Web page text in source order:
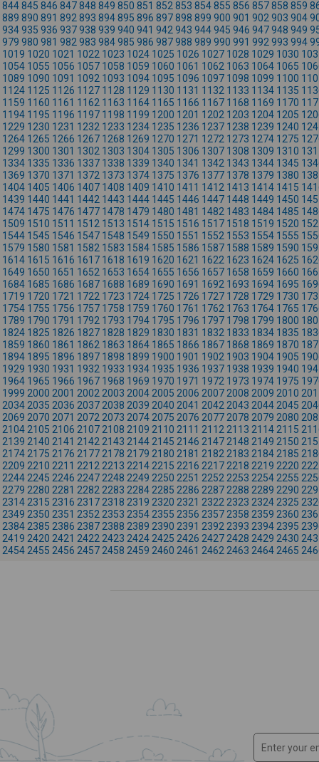
844845 846 847848 849 850 851 852 853 854855 856 857858 859
889 890 891 892 893 894895 896 897898 899 900 901 902 903 904
934935 936 937938 939 940 941 942 943 944945 946 947948 949
979 980 981 982 983 984985 986 987988 989 990 991 992 993 994
1019 1020 1021 1022 1023 1024 1025 1026 1027 1028 1029 1030
1054 1055 1056 1057 1058 1059 1060 1061 1062 1063 1064 1065
1089 1090 1091 1092 1093 1094 1095 1096 1097 1098 1099 1100
1124 1125 1126 1127 1128 1129 1130 1131 1132 1133 1134 1135
1159 1160 1161 1162 1163 1164 1165 1166 1167 1168 1169 1170
1194 1195 1196 1197 1198 1199 1200 1201 1202 1203 1204 1205
1229 1230 1231 1232 1233 1234 1235 1236 1237 1238 1239 1240
1264 1265 1266 1267 1268 1269 1270 1271 1272 1273 1274 1275
1299 1300 1301 1302 1303 1304 1305 1306 1307 1308 1309 1310
1334 1335 1336 1337 1338 1339 1340 1341 1342 1343 1344 1345
1369 1370 1371 1372 1373 1374 1375 1376 1377 1378 1379 1380
1404 1405 1406 1407 1408 1409 1410 1411 1412 1413 1414 1415
1439 1440 1441 1442 1443 1444 1445 1446 1447 1448 1449 1450
1474 1475 1476 1477 1478 1479 1480 1481 1482 1483 1484 1485
1509 1510 1511 1512 1513 1514 1515 1516 1517 1518 1519 1520
1544 1545 1546 1547 1548 1549 1550 1551 1552 1553 1554 1555
1579 1580 1581 1582 1583 1584 1585 1586 1587 1588 1589 1590
1614 1615 1616 1617 1618 1619 1620 1621 1622 1623 1624 1625
1649 1650 1651 1652 1653 1654 1655 1656 1657 1658 1659 1660
1684 1685 1686 1687 1688 1689 1690 1691 1692 1693 1694 1695
1719 1720 1721 1722 1723 1724 1725 1726 1727 1728 1729 1730
1754 1755 1756 1757 1758 1759 1760 1761 1762 1763 1764 1765
1789 1790 1791 1792 1793 1794 1795 1796 1797 1798 1799 1800
1824 1825 1826 1827 1828 1829 1830 1831 1832 1833 1834 1835
1859 1860 1861 1862 1863 1864 1865 1866 1867 1868 1869 1870
1894 1895 1896 1897 1898 1899 1900 1901 1902 1903 1904 1905
1929 1930 1931 1932 1933 1934 1935 1936 1937 1938 1939 1940
1964 1965 1966 1967 1968 1969 1970 1971 1972 1973 1974 1975
1999 2000 2001 2002 2003 2004 2005 2006 2007 2008 2009 2010
2034 2035 2036 2037 2038 2039 2040 2041 2042 2043 2044 2045
2069 2070 2071 2072 2073 2074 2075 2076 2077 2078 2079 2080
2104 2105 2106 2107 2108 2109 2110 2111 2112 2113 2114 2115
2139 2140 2141 2142 2143 2144 2145 2146 2147 2148 2149 2150
2174 2175 2176 2177 2178 2179 2180 2181 2182 2183 2184 2185
2209 2210 2211 2212 2213 2214 2215 2216 2217 2218 2219 2220
2244 2245 2246 2247 2248 2249 2250 2251 2252 2253 2254 2255
2279 2280 2281 2282 2283 2284 2285 2286 2287 2288 2289 2290
2314 2315 2316 2317 2318 2319 2320 2321 2322 2323 2324 2325
2349 2350 2351 2352 2353 2354 2355 2356 2357 2358 2359 2360
2384 2385 2386 2387 2388 2389 2390 2391 2392 2393 2394 2395
2419 2420 2421 2422 2423 2424 2425 2426 2427 2428 2429 2430
2454 2455 2456 2457 2458 2459 2460 2461 2462 2463 2464 2465